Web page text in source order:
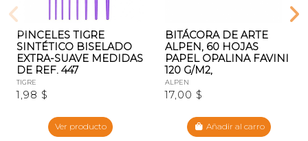
PINCELES TIGRE
SINTÉTICO BISELADO
EXTRA-SUAVE MEDIDAS
DE REF. 447
TIGRE
1,98 $
Ver producto
BITÁCORA DE ARTE
ALPEN, 60 HOJAS
PAPEL OPALINA FAVINI
120 G/M2,
ALPEN
17,00 $
Añadir al carro